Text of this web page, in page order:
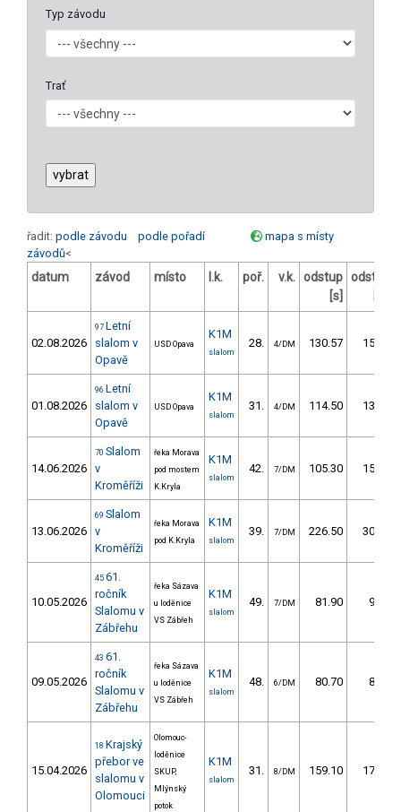
Typ závodu
Trať
řadit: podle závodu podle pořadí
mapa s místy
závodů<
datum závod místo l.k. poř. v.k. odstup
[s]
odstup
02.08.2026
97 Letní
slalom v
Opavě
USD Opava
K1M
slalom
28. 4/DM 130.57 151,5
01.08.2026
96 Letní
slalom v
Opavě
USD Opava
K1M
slalom
31. 4/DM 114.50 134,5
14.06.2026
70 Slalom
v
Kroměříži
řeka Morava
pod mostem
K.Kryla
K1M
slalom
42. 7/DM 105.30 153,5
13.06.2026
69 Slalom
v
Kroměříži
řeka Morava
pod K.Kryla
K1M
slalom
39. 7/DM 226.50 309,0
10.05.2026
45 61.
ročník
Slalomu v
Zábřehu
řeka Sázava
u loděnice
VS Zábřeh
K1M
slalom
49. 7/DM 81.90 92,6
09.05.2026
43 61.
ročník
Slalomu v
Zábřehu
řeka Sázava
u loděnice
VS Zábřeh
K1M
slalom
48. 6/DM 80.70 86,1
15.04.2026
18 Krajský
přebor ve
slalomu v
Olomouci
Olomouc-
loděnice
SKUP,
Mlýnský
potok
K1M
slalom
31. 8/DM 159.10 176,4